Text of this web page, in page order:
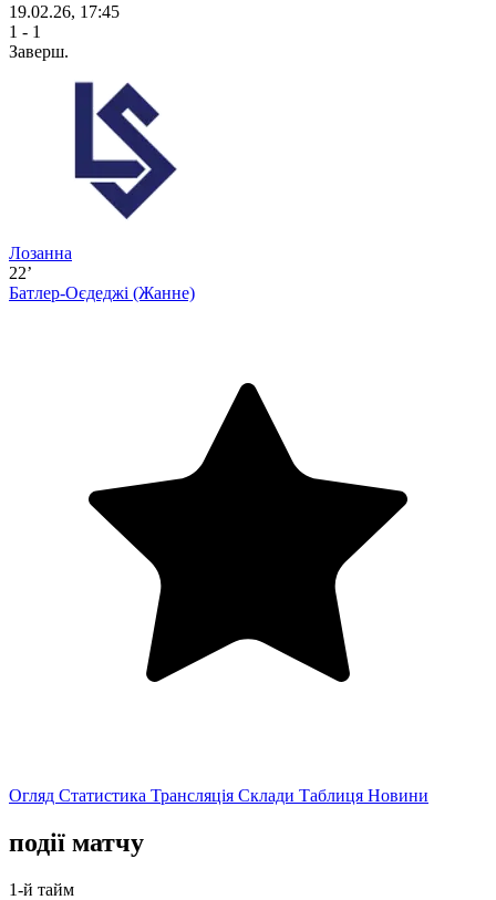
19.02.26, 17:45
1 - 1
Заверш.
Лозанна
22’
Батлер-Оєдеджі (Жанне)
Огляд Статистика Трансляція Склади Таблиця Новини
події матчу
1-й тайм